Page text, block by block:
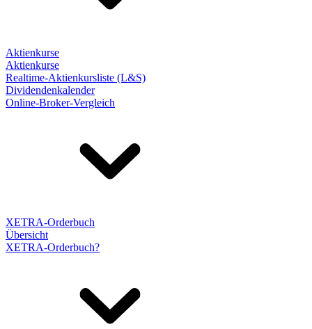
Aktienkurse
Aktienkurse
Realtime-Aktienkursliste (L&S)
Dividendenkalender
Online-Broker-Vergleich
XETRA-Orderbuch
Übersicht
XETRA-Orderbuch?